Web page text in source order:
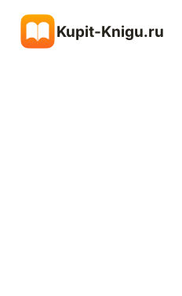
содержимому
Kupit-Knigu.ru